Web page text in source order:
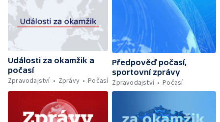
Události za okamžik a
počasí
Zpravodajství
Zprávy Počasí
Předpověď počasí,
sportovní zprávy
Zpravodajství
Počasí